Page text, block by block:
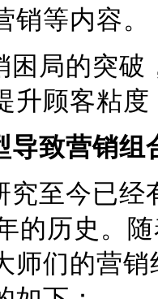
等内容。
困局的突
升顾客粘
导致营销组
究至今已
的历史。
师们的营